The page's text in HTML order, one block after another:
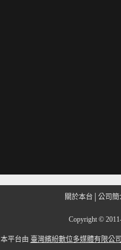
關於本台 公司簡
Copyright ©
本平台由 臺灣繽紛數位多媒體有限公